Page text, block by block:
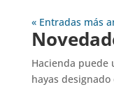
« Entradas más
Hacienda
hayas